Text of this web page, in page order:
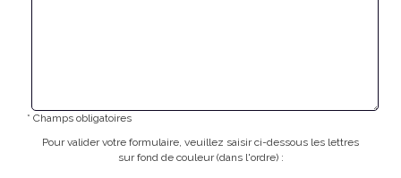
* Champs obligatoires
Pour valider votre formulaire, veuillez saisir ci-dessous les lettres
sur fond de couleur (dans l'ordre) :